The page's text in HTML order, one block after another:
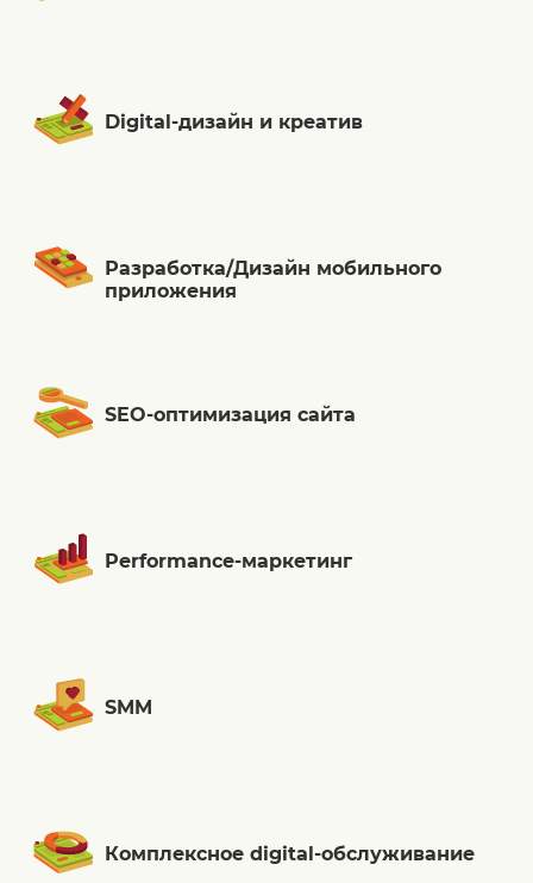
Digital-дизайн и креатив
Разработка/Дизайн мобильного
приложения
SEO-оптимизация сайта
Performance-маркетинг
SMM
Комплексное digital-обслуживание